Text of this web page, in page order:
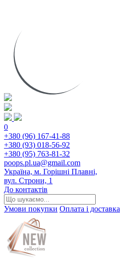
0
+380 (96) 167-41-88
+380 (93) 018-56-92
+380 (95) 763-81-32
poops.pl.ua@gmail.com
Україна, м. Горішні Плавні,
вул. Строни, 1
До контактів
Умови покупки Оплата і доставка